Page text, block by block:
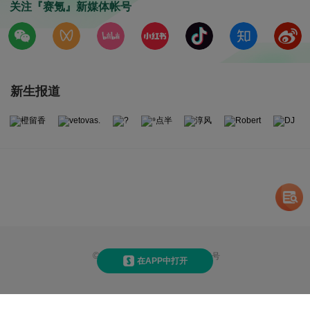
关注『赛氪』新媒体帐号
新生报道
在APP中打开
©2026 赛氪京ICP备14013810号